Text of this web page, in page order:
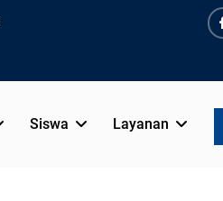
Siswa Layanan